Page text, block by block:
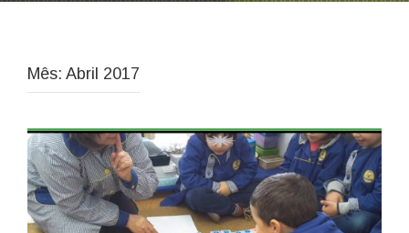
Mês: Abril 2017